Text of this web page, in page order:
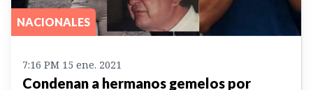
NACIONALES
7:16 PM 15 ene. 2021
Condenan a hermanos gemelos por